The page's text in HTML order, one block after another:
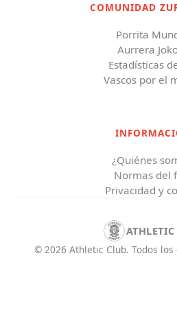
COMUNIDAD
Porrita
Aurrera
Estadísticas
Vascos por el
¿Quiénes
Normas del
Privacidad y
© 2026 Athletic Club. Todos